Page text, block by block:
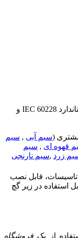
– هادی مس کلاس 5 مطابق با استاندارد IEC 60228 و
(سیم آبی , سیم
قهوه ای , سیم
زرد ,سیم نارنجی
قابل نصب
استفاده در زیر گچ
از یک فروشگاه